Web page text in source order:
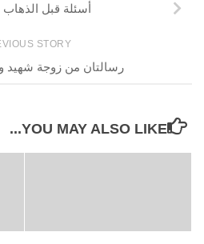
أسئلة قبل
STORY
رسالتان من زوجة شهيد
YOU MAY ALSO LIKE...